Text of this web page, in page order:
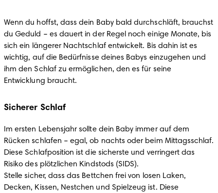
Wenn du hoffst, dass dein Baby bald durchschläft, brauchst
du Geduld – es dauert in der Regel noch einige Monate, bis
sich ein längerer Nachtschlaf entwickelt. Bis dahin ist es
wichtig, auf die Bedürfnisse deines Babys einzugehen und
ihm den Schlaf zu ermöglichen, den es für seine
Entwicklung braucht.
Sicherer Schlaf
Im ersten Lebensjahr sollte dein Baby immer auf dem
Rücken schlafen – egal, ob nachts oder beim Mittagsschlaf.
Diese Schlafposition ist die sicherste und verringert das
Risiko des plötzlichen Kindstods (SIDS).
Stelle sicher, dass das Bettchen frei von losen Laken,
Decken, Kissen, Nestchen und Spielzeug ist. Diese